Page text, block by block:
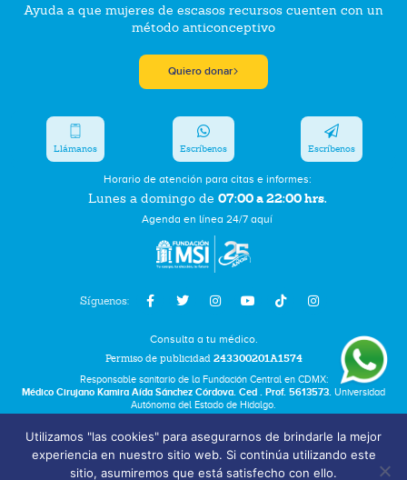
Ayuda a que mujeres de escasos recursos cuenten con un
método anticonceptivo
Quiero donar
Síguenos:
Horario de atención para citas e informes:
Lunes a domingo de 07:00 a 22:00 hrs.
Agenda en línea 24/7 aquí
Llámanos Escríbenos Escríbenos
Consulta a tu médico.
Permiso de publicidad 243300201A1574
Responsable sanitario de la Fundación Central en CDMX:
Médico Cirujano Kamira Aída Sánchez Córdova. Ced . Prof. 5613573. Universidad
Autónoma del Estado de Hidalgo.
Términos y Condiciones
Bolsa de Trabajo
Utilizamos "las cookies" para asegurarnos de brindarle la mejor
experiencia en nuestro sitio web. Si continúa utilizando este
sitio, asumiremos que está satisfecho con ello.